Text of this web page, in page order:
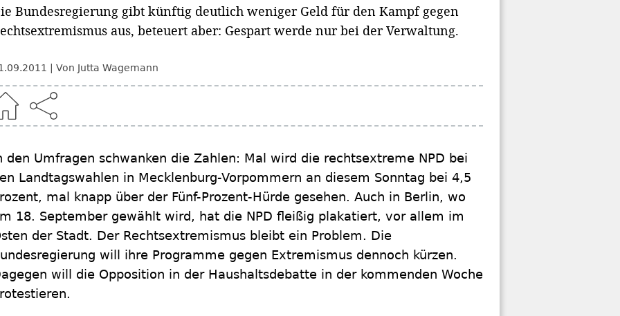
Bundesregierung gibt künftig deutlich weniger Geld für den Kampf gegen
aus, beteuert aber: Gespart werde nur bei der Verwaltung.
Von Jutta Wagemann
den Umfragen schwanken die Zahlen: Mal wird die rechtsextreme NPD bei
Landtagswahlen in Mecklenburg-Vorpommern an diesem Sonntag bei 4,5
mal knapp über der Fünf-Prozent-Hürde gesehen. Auch in Berlin, wo
18. September gewählt wird, hat die NPD fleißig plakatiert, vor allem im
der Stadt. Der Rechtsextremismus bleibt ein Problem. Die
will ihre Programme gegen Extremismus dennoch kürzen.
will die Opposition in der Haushaltsdebatte in der kommenden Woche